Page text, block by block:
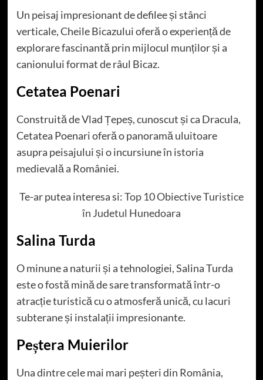
Un peisaj impresionant de defilee și stânci
verticale, Cheile Bicazului oferă o experiență de
explorare fascinantă prin mijlocul munților și a
canionului format de râul Bicaz.
Cetatea Poenari
Construită de Vlad Țepeș, cunoscut și ca Dracula,
Cetatea Poenari oferă o panoramă uluitoare
asupra peisajului și o incursiune în istoria
medievală a României.
Te-ar putea interesa si:Top 10 Obiective Turistice
în Judetul Hunedoara
Salina Turda
O minune a naturii și a tehnologiei, Salina Turda
este o fostă mină de sare transformată într-o
atracție turistică cu o atmosferă unică, cu lacuri
subterane și instalații impresionante.
Peștera Muierilor
Una dintre cele mai mari peșteri din România,